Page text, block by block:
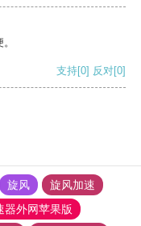
支持[0] 反对[0]
旋风
旋风加速
器外网苹果版